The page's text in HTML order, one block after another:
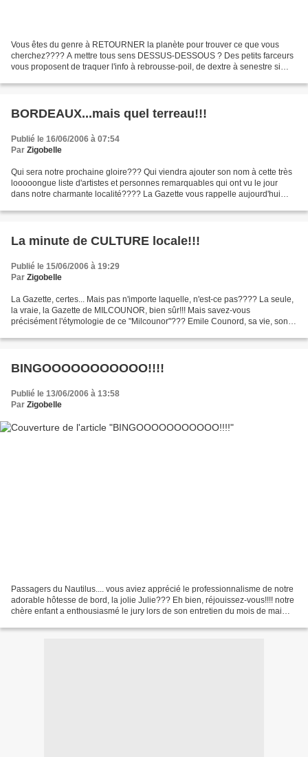
Vous êtes du genre à RETOURNER la planète pour trouver ce que vous
cherchez???? A mettre tous sens DESSUS-DESSOUS ? Des petits farceurs
vous proposent de traquer l'info à rebrousse-poil, de dextre à senestre si
BORDEAUX...mais quel terreau!!!
Publié le 16/06/2006 à 07:54
Par Zigobelle
Qui sera notre prochaine gloire??? Qui viendra ajouter son nom à cette très
looooongue liste d'artistes et personnes remarquables qui ont vu le jour
dans notre charmante localité???? La Gazette vous rappelle aujourd'hui
La minute de CULTURE locale!!!
Publié le 15/06/2006 à 19:29
Par Zigobelle
La Gazette, certes... Mais pas n'importe laquelle, n'est-ce pas???? La seule,
la vraie, la Gazette de MILCOUNOR, bien sûr!!! Mais savez-vous
précisément l'étymologie de ce "Milcounor"??? Emile Counord, sa vie, son
BINGOOOOOOOOOOO!!!!
Publié le 13/06/2006 à 13:58
Par Zigobelle
Passagers du Nautilus.... vous aviez apprécié le professionnalisme de notre
adorable hôtesse de bord, la jolie Julie??? Eh bien, réjouissez-vous!!!! notre
chère enfant a enthousiasmé le jury lors de son entretien du mois de mai